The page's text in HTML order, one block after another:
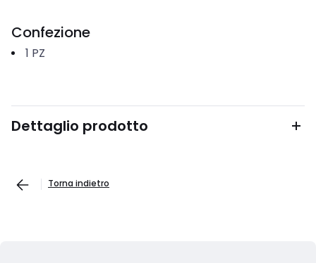
Confezione
1 PZ
Dettaglio prodotto
Torna indietro